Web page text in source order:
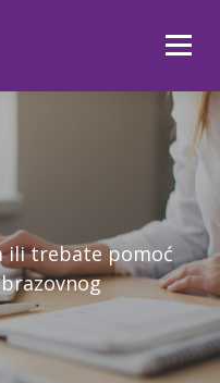
ili trebate pomoć